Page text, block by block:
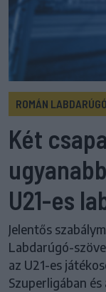
ROMÁN
Két
U21-es
Jelentős
Labdarúgó-
az U21-es
Szuperligában